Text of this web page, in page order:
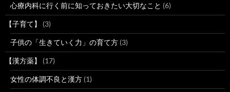
心療内科に行く前に知っておきたい大切なこと (6)
【子育て】 (3)
子供の「生きていく力」の育て方 (3)
【漢方薬】 (17)
女性の体調不良と漢方 (1)